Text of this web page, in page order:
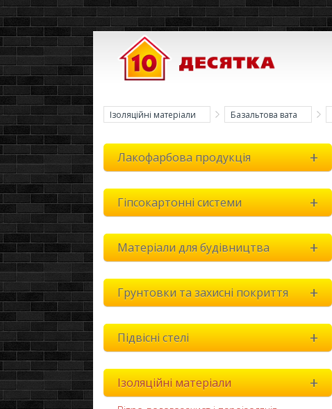
Ізоляційні матеріали Базальтова вата
Лакофарбова продукція +
Гіпсокартонні системи +
Матеріали для будівництва +
Грунтовки та захисні покриття +
Підвісні стелі +
Ізоляційні матеріали +